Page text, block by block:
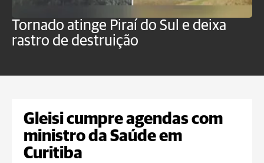
Tornado atinge Piraí do Sul e deixa
rastro de destruição
Gleisi cumpre agendas com
ministro da Saúde em
Curitiba